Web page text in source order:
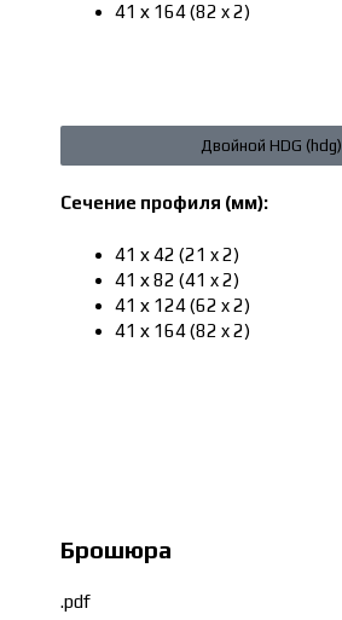
41 х 164 (82 x 2)
Двойной HDG (hdg)
Сечение профиля (мм):
41 х 42 (21 x 2)
41 х 82 (41 x 2)
41 х 124 (62 x 2)
41 х 164 (82 x 2)
Брошюра
.pdf